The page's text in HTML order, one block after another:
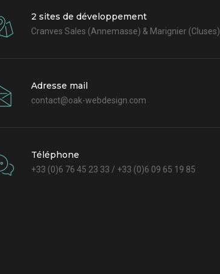
2 sites de développement
Cranves Sales (Annemasse) & Marignier (Cluses)
Adresse mail
contact@oak-webdesign.com
Téléphone
+33 (0)6 76 45 23 33 / +33 (0)6 09 65 19 85